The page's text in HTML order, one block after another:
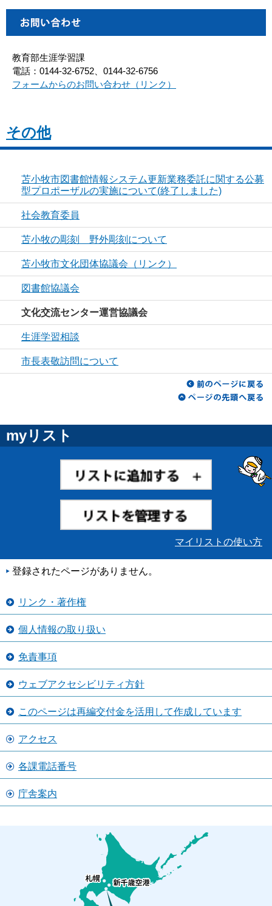
教育部生涯学習課
電話：0144-32-6752、0144-32-6756
フォームからのお問い合わせ（リンク）
その他
苫小牧市図書館情報システム更新業務委託に関する公募
型プロポーザルの実施について(終了しました)
社会教育委員
苫小牧の彫刻 野外彫刻について
苫小牧市文化団体協議会（リンク）
図書館協議会
文化交流センター運営協議会
生涯学習相談
市長表敬訪問について
myリスト
マイリストの使い方
登録されたページがありません。
リンク・著作権
個人情報の取り扱い
免責事項
ウェブアクセシビリティ方針
このページは再編交付金を活用して作成しています
アクセス
各課電話番号
庁舎案内